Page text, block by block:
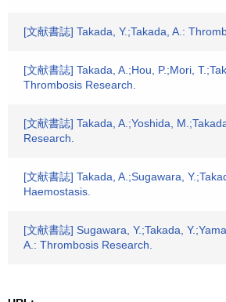
[文献書誌] Takada, Y.;Takada, A.:
[文献書誌] Takada, A.;Hou, P.;Mori,
Thrombosis Research.
[文献書誌] Takada, A.;Yoshida,
Research.
[文献書誌] Takada, A.;Sugawara,
Haemostasis.
[文献書誌] Sugawara, Y.;Takada,
A.: Thrombosis Research.